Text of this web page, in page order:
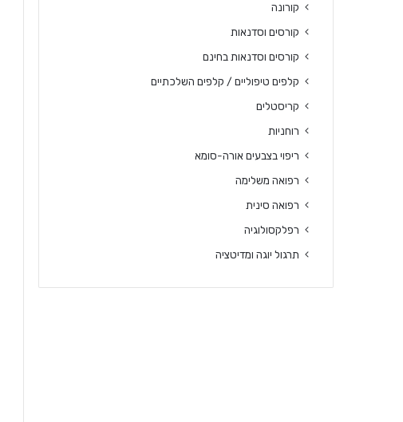
קורונה
קורסים וסדנאות
קורסים וסדנאות בחינם
קלפים טיפוליים / קלפים השלכתיים
קריסטלים
רוחניות
ריפוי בצבעים אורה-סומא
רפואה משלימה
רפואה סינית
רפלקסולוגיה
תרגול יוגה ומדיטציה